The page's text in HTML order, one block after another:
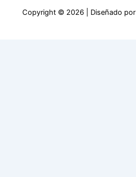
Copyright © 2026 | Diseñado por